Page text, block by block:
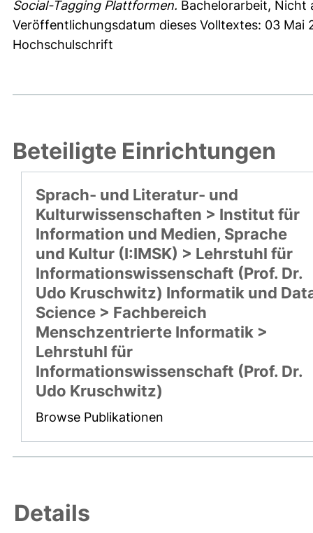
Social-Tagging Plattformen. Bachelorarbeit, Nicht
Veröffentlichungsdatum dieses Volltextes: 03 Mai
Hochschulschrift
Beteiligte Einrichtungen
Sprach- und Literatur- und
Kulturwissenschaften > Institut für
Information und Medien, Sprache
und Kultur (I:IMSK) > Lehrstuhl für
Informationswissenschaft (Prof. Dr.
Udo Kruschwitz) Informatik und
Science > Fachbereich
Menschzentrierte Informatik >
Lehrstuhl für
Informationswissenschaft (Prof. Dr.
Udo Kruschwitz)
Browse Publikationen
Details